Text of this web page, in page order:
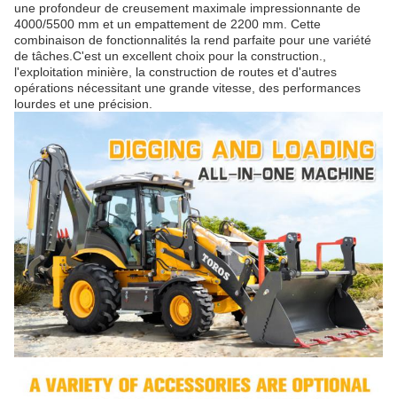
une profondeur de creusement maximale impressionnante de
4000/5500 mm et un empattement de 2200 mm. Cette
combinaison de fonctionnalités la rend parfaite pour une variété
de tâches.C'est un excellent choix pour la construction.,
l'exploitation minière, la construction de routes et d'autres
opérations nécessitant une grande vitesse, des performances
lourdes et une précision.